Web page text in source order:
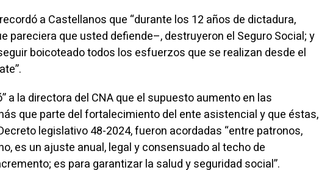
a Castellanos que “durante los 12 años de dictadura,
pareciera que usted defiende–, destruyeron el Seguro Social; y
boicoteado todos los esfuerzos que se realizan desde el
a la directora del CNA que el supuesto aumento en las
que parte del fortalecimiento del ente asistencial y que éstas,
legislativo 48-2024, fueron acordadas “entre patronos,
es un ajuste anual, legal y consensuado al techo de
es para garantizar la salud y seguridad social”.